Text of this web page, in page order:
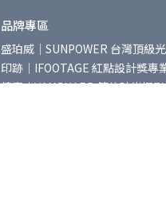
品牌專區
盛珀威｜SUNPOWER 台灣頂級
印跡｜IFOOTAGE 紅點設計獎專
精嘉｜VANGUARD 簡約時尚攝